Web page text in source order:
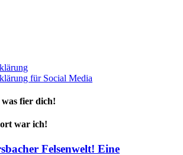
für Social Media
was fier dich!
war ich!
Felsenwelt! Eine